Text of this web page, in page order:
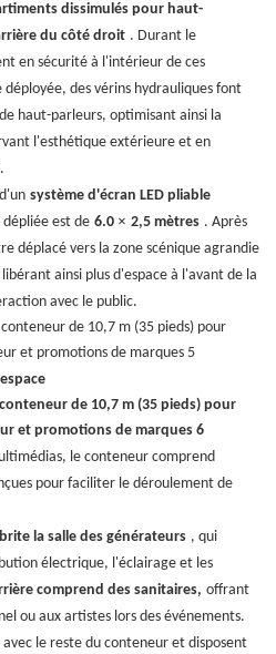
dissimulés pour haut-
du côté droit . Durant le
en sécurité à l'intérieur de ces
des vérins hydrauliques font
haut-parleurs, optimisant ainsi la
l'esthétique extérieure et en
système d'écran LED pliable
est de 6.0 × 2,5 mètres . Après
déplacé vers la zone scénique agrandie
ainsi plus d'espace à l'avant de la
avec le public.
le conteneur comprend
pour faciliter le déroulement de
la salle des générateurs , qui
électrique, l'éclairage et les
comprend des sanitaires, offrant
ou aux artistes lors des événements.
le reste du conteneur et disposent